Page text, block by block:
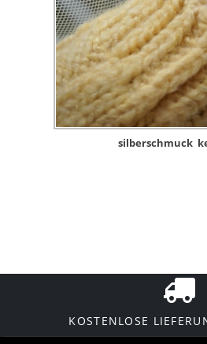
silberschmuck
KOSTENLOSE